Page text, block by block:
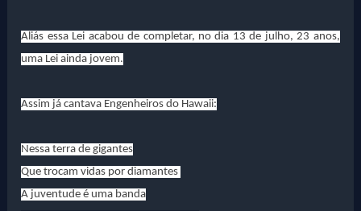
Aliás essa Lei acabou de completar, no dia 13 de julho, 23 anos,
uma Lei ainda jovem.
Assim já cantava Engenheiros do Hawaii:
Nessa terra de gigantes
Que trocam vidas por diamantes
A juventude é uma banda